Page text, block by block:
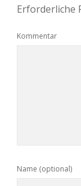
Erforderliche
Kommentar
Name (optional)